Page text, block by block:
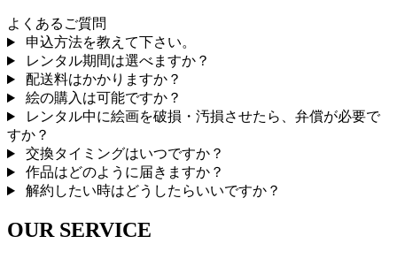
よくあるご質問
申込方法を教えて下さい。
レンタル期間は選べますか？
配送料はかかりますか？
絵の購入は可能ですか？
レンタル中に絵画を破損・汚損させたら、弁償が必要で
すか？
交換タイミングはいつですか？
作品はどのように届きますか？
解約したい時はどうしたらいいですか？
OUR SERVICE